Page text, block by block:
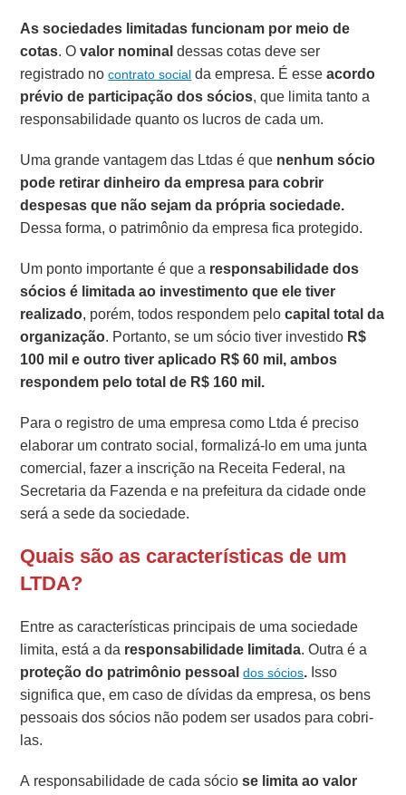
As sociedades limitadas funcionam por meio de
cotas. Ovalor nominaldessas cotas deve ser
registrado nocontrato social da empresa. É esseacordo
prévio de participação dos sócios, que limita tanto a
responsabilidade quanto os lucros de cada um.
Uma grande vantagem das Ltdas é que nenhum sócio
pode retirar dinheiro da empresa para cobrir
despesas que não sejam da própria sociedade.
Dessa forma, o patrimônio da empresa fica protegido.
Um ponto importante é que a responsabilidade dos
sócios é limitada ao investimento que ele tiver
realizado, porém, todos respondem pelocapital total da
organização. Portanto, se um sócio tiver investido R$
100 mil e outro tiver aplicado R$ 60 mil, ambos
respondem pelo total de R$ 160 mil.
Para o registro de uma empresa como Ltda é preciso
elaborar um contrato social, formalizá-lo em uma junta
comercial, fazer a inscrição na Receita Federal, na
Secretaria da Fazenda e na prefeitura da cidade onde
será a sede da sociedade.
Quais são as características de um
LTDA?
Entre as características principais de uma sociedade
limita, está a da responsabilidade limitada. Outra é a
proteção do patrimônio pessoaldos sócios. Isso
significa que, em caso de dívidas da empresa, os bens
pessoais dos sócios não podem ser usados para cobri-
las.
A responsabilidade de cada sóciose limita ao valor